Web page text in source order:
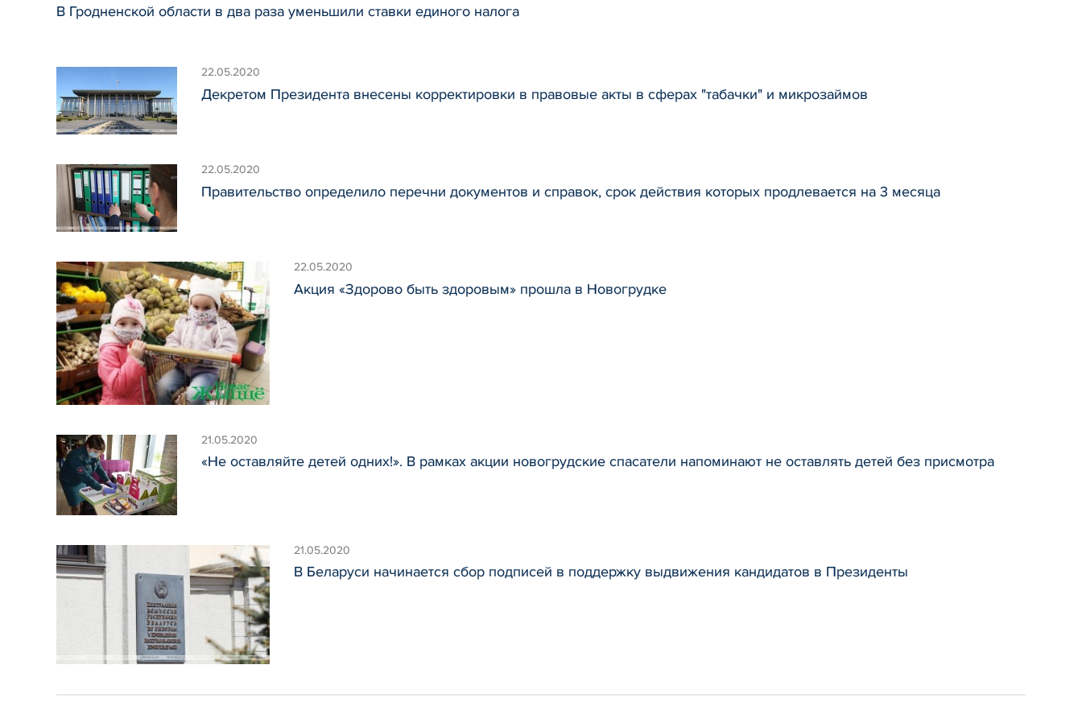
В Гродненской области в два раза уменьшили ставки единого налога
22.05.2020
Декретом Президента внесены корректировки в правовые акты в сферах "табачки" и микрозаймов
22.05.2020
Правительство определило перечни документов и справок, срок действия которых продлевается на 3 месяца
22.05.2020
Акция «Здорово быть здоровым» прошла в Новогрудке
21.05.2020
«Не оставляйте детей одних!». В рамках акции новогрудские спасатели напоминают не оставлять детей без присмотра
21.05.2020
В Беларуси начинается сбор подписей в поддержку выдвижения кандидатов в Президенты